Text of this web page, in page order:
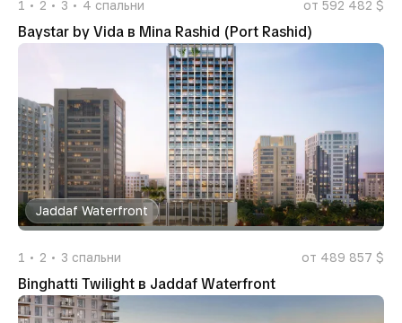
1 2 3 4 спальни от 592 482 $
Baystar by Vida в Mina Rashid (Port Rashid)
Jaddaf Waterfront
1 2 3 спальни от 489 857 $
Binghatti Twilight в Jaddaf Waterfront